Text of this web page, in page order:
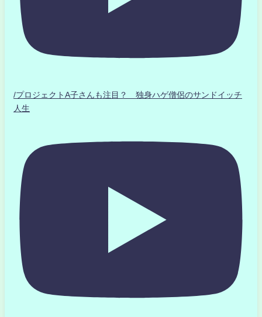
/プロジェクトA子さんも注目？ 独身ハゲ僧侶のサンドイッチ
人生